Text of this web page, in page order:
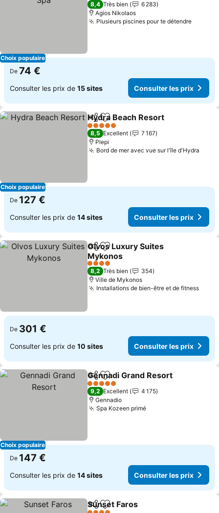
Choix populaire
8,4 Très bien
6 283
Agios Nikolaos
Plusieurs piscines pour te détendre
De 74 €
Consulter les prix de 15 sites Consulter les prix
Choix populaire
PartagerAjouter à mes favoris
Hydra Beach Resort
5 Étoiles
8,5 Excellent
7 167
Plepi
Bord de mer avec vue sur l'île d'Hydra
De 127 €
Consulter les prix de 14 sites Consulter les prix
PartagerAjouter à mes favoris
Olvos Luxury Suites
Mykonos
Consulter les prix
4 Étoiles
8,2 Très bien
354
Ville de Mykonos
Installations de bien-être et de fitness
De 301 €
Consulter les prix de 10 sites Consulter les prix
Choix populaire
PartagerAjouter à mes favoris
Gennadi Grand Resort
5 Étoiles
9,2 Excellent
4 175
Gennadio
Spa Kozeen priméConsulter les prix
De 147 €
Consulter les prix de 14 sites Consulter les prix
PartagerAjouter à mes favoris
Sunset Faros